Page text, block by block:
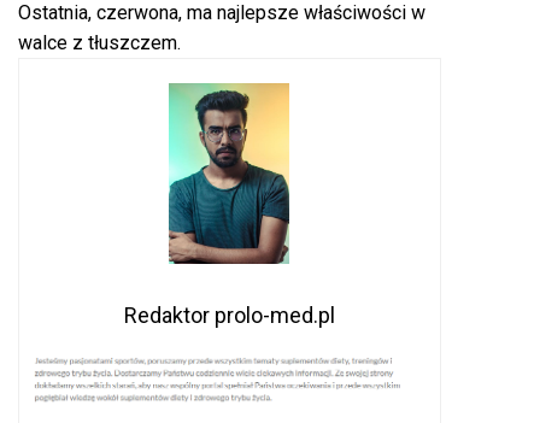
Ostatnia, czerwona, ma najlepsze właściwości w
walce z tłuszczem.
Redaktor prolo-med.pl